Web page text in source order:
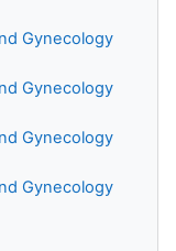
Gynecology
Gynecology
Gynecology
Gynecology